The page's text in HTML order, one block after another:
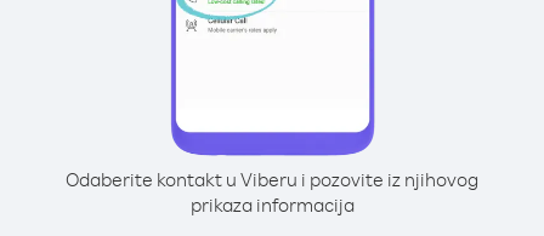
Odaberite kontakt u Viberu i pozovite iz njihovog
prikaza informacija